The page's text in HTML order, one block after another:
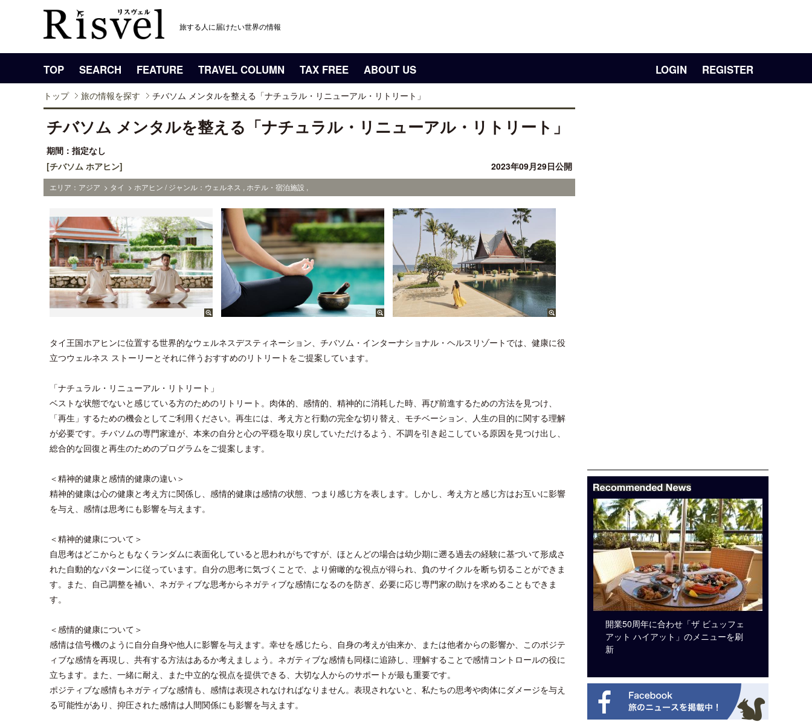
旅する人に届けたい世界の情報
TOP SEARCH FEATURE TRAVEL COLUMN TAX FREE ABOUT US LOGIN REGISTER
トップ 旅の情報を探す チバソム メンタルを整える「ナチュラル・リニューアル・リトリート」
チバソム メンタルを整える「ナチュラル・リニューアル・リトリート」
期間：指定なし
[チバソム ホアヒン]
2023年09月29日公開
エリア：アジア > タイ > ホアヒン / ジャンル：ウェルネス , ホテル・宿泊施設 ,
タイ王国ホアヒンに位置する世界的なウェルネスデスティネーション、チバソム・インターナショナル・ヘルスリゾートでは、健康に役
立つウェルネス ストーリーとそれに伴うおすすめのリトリートをご提案しています。
「ナチュラル・リニューアル・リトリート」
ベストな状態でないと感じている方のためのリトリート。肉体的、感情的、精神的に消耗した時、再び前進するための方法を見つけ、
「再生」するための機会としてご利用ください。再生には、考え方と行動の完全な切り替え、モチベーション、人生の目的に関する理解
が必要です。チバソムの専門家達が、本来の自分と心の平穏を取り戻していただけるよう、不調を引き起こしている原因を見つけ出し、
総合的な回復と再生のためのプログラムをご提案します。
＜精神的健康と感情的健康の違い＞
精神的健康は心の健康と考え方に関係し、感情的健康は感情の状態、つまり感じ方を表します。しかし、考え方と感じ方はお互いに影響
を与え、感情は思考にも影響を与えます。
＜精神的健康について＞
自思考はどこからともなくランダムに表面化していると思われがちですが、ほとんどの場合は幼少期に遡る過去の経験に基づいて形成さ
れた自動的なパターンに従っています。自分の思考に気づくことで、より俯瞰的な視点が得られ、負のサイクルを断ち切ることができま
す。また、自己調整を補い、ネガティブな思考からネガティブな感情になるのを防ぎ、必要に応じ専門家の助けを求めることもできま
す。
＜感情的健康について＞
感情は信号機のように自分自身や他人に影響を与えます。幸せを感じたら、自身の考えが由来か、または他者からの影響か、このポジテ
ィブな感情を再現し、共有する方法はあるか考えましょう。ネガティブな感情も同様に追跡し、理解することで感情コントロールの役に
立ちます。また、一緒に耐え、また中立的な視点を提供できる、大切な人からのサポートが最も重要です。
ポジティブな感情もネガティブな感情も、感情は表現されなければなりません。表現されないと、私たちの思考や肉体にダメージを与え
る可能性があり、抑圧された感情は人間関係にも影響を与えます。
開業50周年に合わせ「ザ ビュッフェ
アット ハイアット」のメニューを刷
新